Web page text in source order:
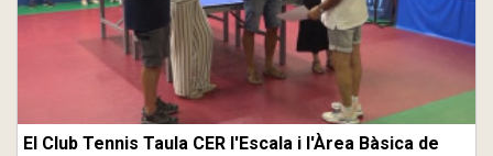
El Club Tennis Taula CER l'Escala i l'Àrea Bàsica de